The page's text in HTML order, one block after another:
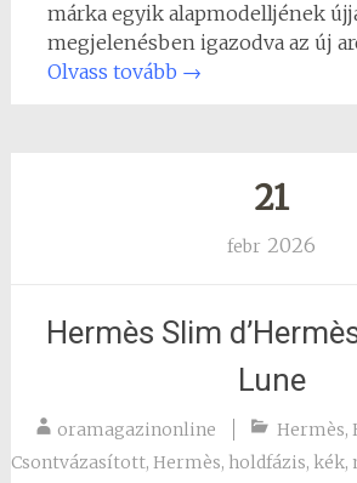
márka egyik alapmodelljének
megjelenésben igazodva az új
Olvass tovább →
21
febr 2026
Hermès Slim
Lune
oramagazinonline Hermès,
Csontvázasított,Hermès, holdfázis, kék,